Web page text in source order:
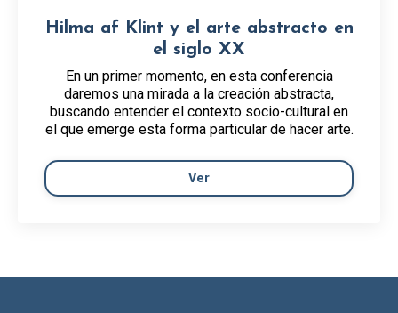
Hilma af Klint y el arte abstracto en
el siglo XX
En un primer momento, en esta conferencia
daremos una mirada a la creación abstracta,
buscando entender el contexto socio-cultural en
el que emerge esta forma particular de hacer arte.
Ver